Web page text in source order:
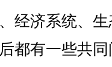
经济系统、
都有一些共